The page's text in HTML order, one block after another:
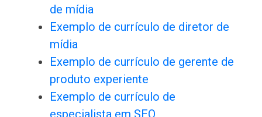
de mídia
Exemplo de currículo de diretor de
mídia
Exemplo de currículo de gerente de
produto experiente
Exemplo de currículo de
especialista em SEO